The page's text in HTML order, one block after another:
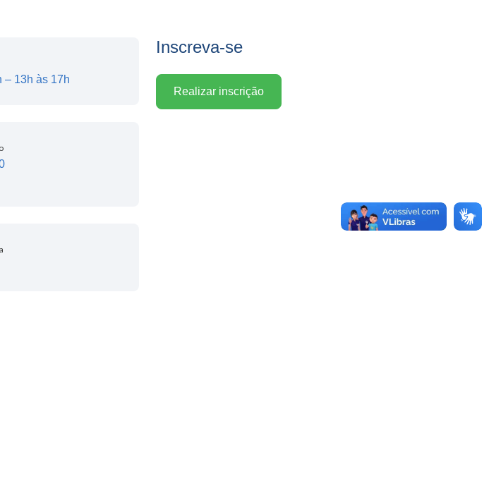
– 13h às 17h
Inscreva-se
Realizar inscrição